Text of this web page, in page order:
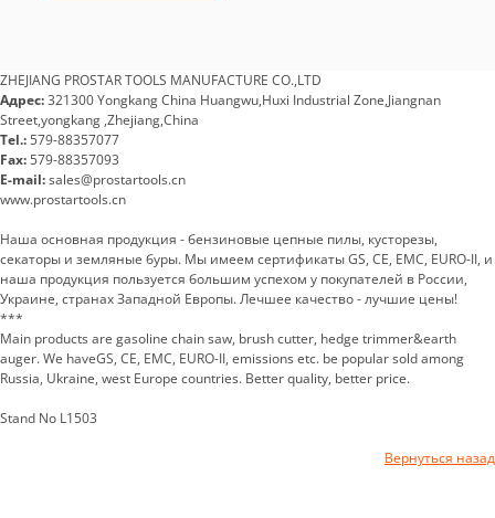
ZHEJIANG PROSTAR TOOLS MANUFACTURE CO.,LTD
Адрес:321300 Yongkang China Huangwu,Huxi Industrial Zone,Jiangnan
Street,yongkang ,Zhejiang,China
Tel.: 579-88357077
Fax: 579-88357093
E-mail:sales@prostartools.cn
www.prostartools.cn
Наша основная продукция - бензиновые цепные пилы, кусторезы,
секаторы и земляные буры. Мы имеем сертификаты GS, CE, EMC, EURO-II, и
наша продукция пользуется большим успехом у покупателей в России,
Украине, странах Западной Европы. Лечшее качество - лучшие цены!
***
Main products are gasoline chain saw, brush cutter, hedge trimmer&earth
auger. We haveGS, CE, EMC, EURO-II, emissions etc. be popular sold among
Russia, Ukraine, west Europe countries. Better quality, better price.
Stand No L1503
Вернуться назад